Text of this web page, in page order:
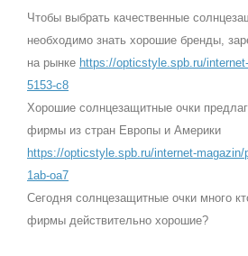
Чтобы выбрать качественные
необходимо знать хорошие бренды,
на рынке https://opticstyle.spb.ru/
5153-c8
Хорошие солнцезащитные очки
фирмы из стран Европы и Америки
https://opticstyle.spb.ru/internet-magazin/
1ab-oa7
Сегодня солнцезащитные очки много
фирмы действительно хорошие?